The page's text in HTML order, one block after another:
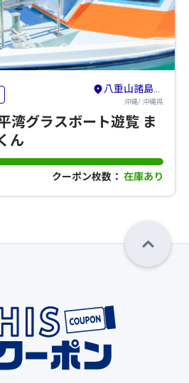
八重山諸島（石垣島・竹富島・与那国島・西表島）
沖縄/ 沖縄県
湾グラスボート遊覧 ま
ん
クーポン枚数： 在庫あり